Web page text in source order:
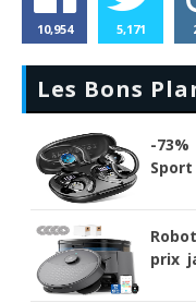
10,954 5,171
Les Bons
-
prix